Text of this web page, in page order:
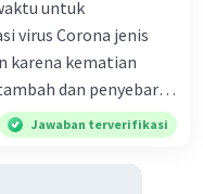
untuk
virus Corona jenis
karena kematian
dan penyebaran
(7-2-2020), Komisi
jumlah kematian
Jawaban terverifikasi